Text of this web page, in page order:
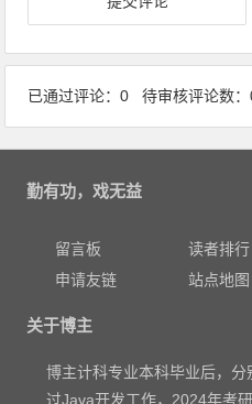
已通过评论：0 待审核评论数
勤有功，戏无益
留言板 读者排行
申请友链
站点地图
关于博主
博主计科专业本科毕业后，
过Java开发工作，2024年考